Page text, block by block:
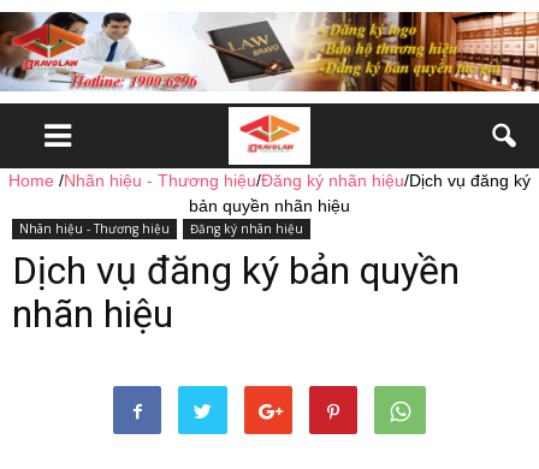
Home /Nhãn hiệu - Thương hiệu/Đăng ký nhãn hiệu/Dịch vụ đăng ký
bản quyền nhãn hiệu
Nhãn hiệu - Thương hiệu Đăng ký nhãn hiệu
Dịch vụ đăng ký bản quyền
nhãn hiệu